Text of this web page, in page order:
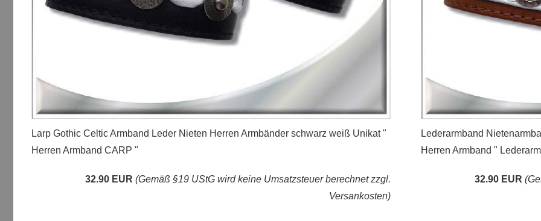
Larp Gothic Celtic Armband Leder Nieten Herren Armbänder schwarz weiß Unikat "
Herren Armband CARP "
32.90 EUR (Gemäß §19 UStG wird keine Umsatzsteuer berechnet zzgl.
Versankosten)
Lederarmband
Herren Armband "
32.90 EUR